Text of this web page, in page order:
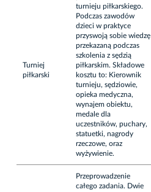
Turniej
piłkarski
turnieju piłkarskiego.
Podczas zawodów
dzieci w praktyce
przyswoją sobie wiedzę
przekazaną podczas
szkolenia z sędzią
piłkarskim. Składowe
kosztu to: Kierownik
turnieju, sędziowie,
opieka medyczna,
wynajem obiektu,
medale dla
uczestników, puchary,
statuetki, nagrody
rzeczowe, oraz
wyżywienie.
Przeprowadzenie
całego zadania. Dwie